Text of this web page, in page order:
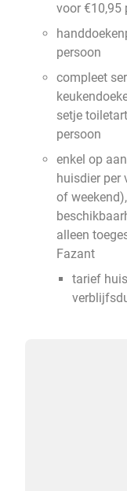
voor €10,95
persoon
compleet
setje
persoon
enkel op
huisdier per
of
alleen
Fazant
tarief